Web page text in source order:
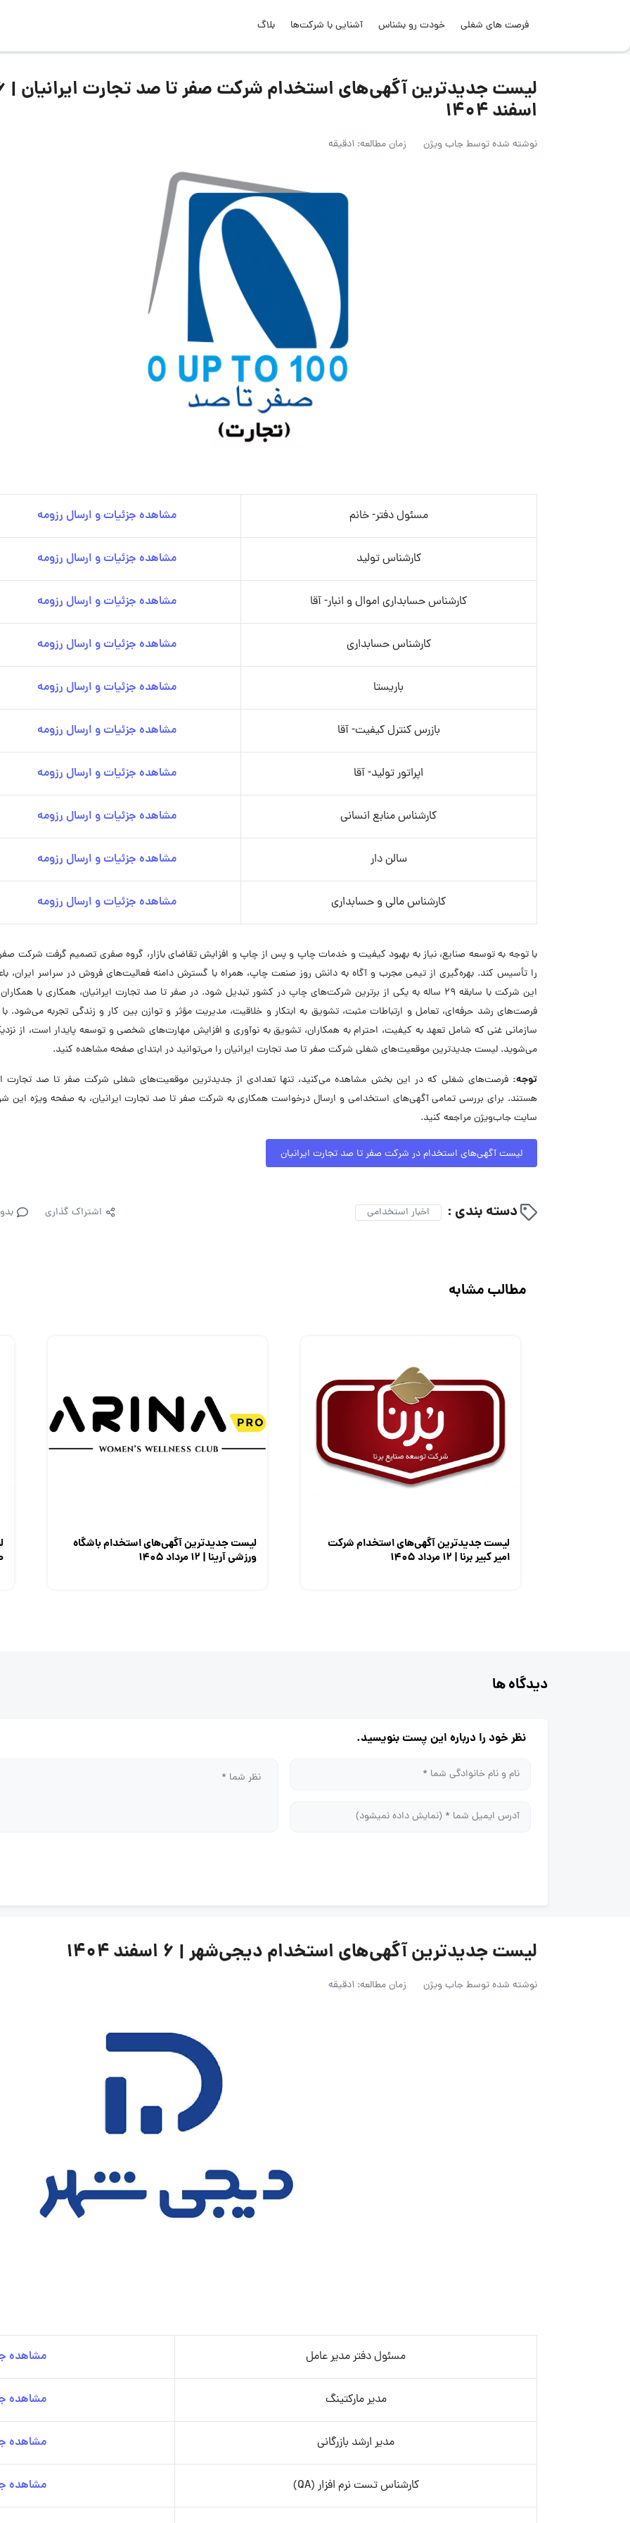
فرصت های شغلی خودت رو بشناس آشنایی با شرکت‌ها بلاگ
لیست جدیدترین
اسفند ۱۴۰۴
نوشته شده توسطجاب ویژن زمان مطالعه: 1دقیقه
مسئول دفتر- خانم مشاهده جزئیات و ارسال رزومه
کارشناس تولید مشاهده جزئیات و ارسال رزومه
کارشناس حسابداری اموال و انبار- آقا مشاهده جزئیات و ارسال رزومه
کارشناس حسابداری مشاهده جزئیات و ارسال رزومه
باریستا مشاهده جزئیات و ارسال رزومه
بازرس کنترل کیفیت- آقا مشاهده جزئیات و ارسال رزومه
اپراتور تولید- آقا مشاهده جزئیات و ارسال رزومه
کارشناس منابع انسانی مشاهده جزئیات و ارسال رزومه
سالن دار مشاهده جزئیات و ارسال رزومه
کارشناس مالی و حسابداری مشاهده جزئیات و ارسال رزومه
با توجه به توسعه صنایع، نیاز به بهبود کیفیت و خدمات چاپ و پس از چاپ و افزایش تقاضای بازار، گروه صفری تصمیم گرفت شرکت
را تأسیس کند. بهره‌گیری از تیمی مجرب و آگاه به دانش روز صنعت چاپ، همراه با گسترش دامنه فعالیت‌های فروش در سراسر ایران،
این شرکت با سابقه ۲۹ ساله به یکی از برترین شرکت‌های چاپ در کشور تبدیل شود. در صفر تا صد تجارت ایرانیان، همکاری با
فرصت‌های رشد حرفه‌ای، تعامل و ارتباطات مثبت، تشویق به ابتکار و خلاقیت، مدیریت مؤثر و توازن بین کار و زندگی تجربه می‌شود.
سازمانی غنی که شامل تعهد به کیفیت، احترام به همکاران، تشویق به نوآوری و افزایش مهارت‌های شخصی و توسعه پایدار است، از
می‌شوید. لیست جدیدترین موقعیت‌های شغلی شرکت صفر تا صد تجارت ایرانیان را می‌توانید در ابتدای صفحه مشاهده کنید.
توجه: فرصت‌های شغلی که در این بخش مشاهده می‌کنید، تنها تعدادی از جدیدترین موقعیت‌های شغلی شرکت صفر تا صد تجارت
هستند. برای بررسی تمامی آگهی‌های استخدامی و ارسال درخواست همکاری به شرکت صفر تا صد تجارت ایرانیان، به صفحه ویژه این
سایت جاب‌ویژن مراجعه کنید.
لیست آگهی‌های استخدام در شرکت صفر تا صد تجارت ایرانیان
دسته بندی : اخبار استخدامی اشتراک گذاری
مطالب مشابه
لیست جدیدترین آگهی‌های استخدام شرکت
امیر کبیر برنا | ۱۲ مرداد ۱۴۰۵
لیست جدیدترین آگهی‌های استخدام باشگاه
ورزشی آرینا | ۱۲ مرداد ۱۴۰۵
دیدگاه ها
نظر خود را درباره این پست بنویسید.
لیست جدیدترین آگهی‌های استخدام دیجی‌شهر | ۶ اسفند ۱۴۰۴
نوشته شده توسطجاب ویژن زمان مطالعه: 1دقیقه
مسئول دفتر مدیر عامل مشاهده
مدیر مارکتینگ مشاهده
مدیر ارشد بازرگانی مشاهده
کارشناس تست نرم افزار (QA) مشاهده